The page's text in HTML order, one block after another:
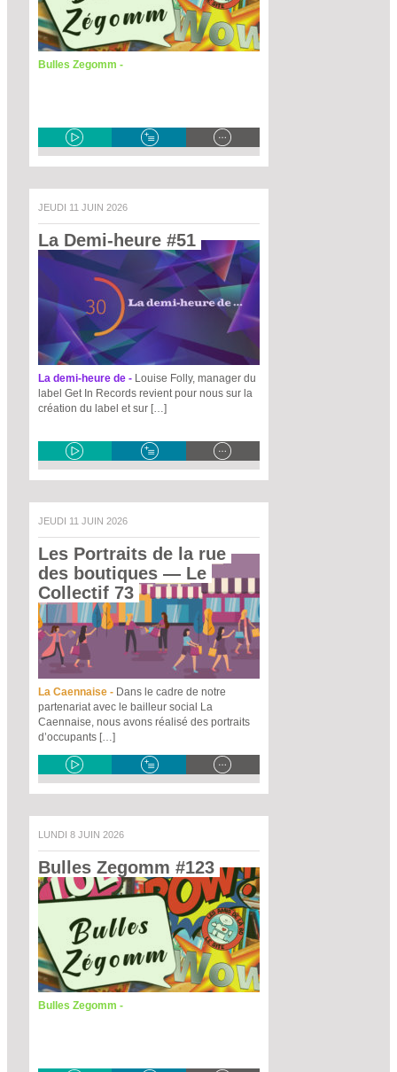
Bulles Zegomm -
JEUDI 11 JUIN 2026
La Demi-heure #51
La demi-heure de - Louise Folly, manager du
label Get In Records revient pour nous sur la
création du label et sur […]
JEUDI 11 JUIN 2026
Les Portraits de la rue
des boutiques — Le
Collectif 73
La Caennaise - Dans le cadre de notre
partenariat avec le bailleur social La
Caennaise, nous avons réalisé des portraits
d’occupants […]
LUNDI 8 JUIN 2026
Bulles Zegomm #123
Bulles Zegomm -